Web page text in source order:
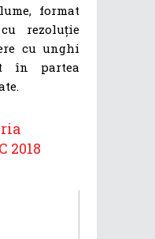
format
rezoluție
cu unghi
în partea
2018